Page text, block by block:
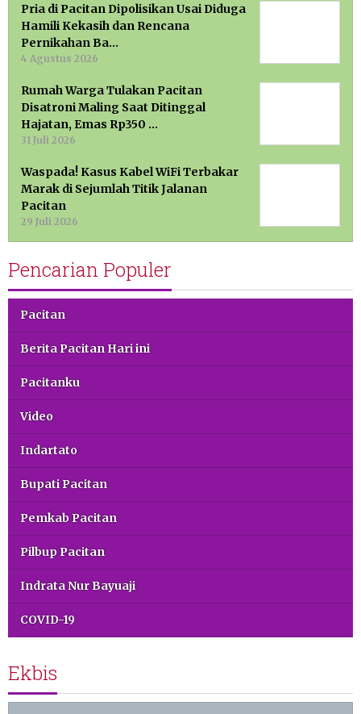
Pria di Pacitan Dipolisikan Usai Diduga
Hamili Kekasih dan Rencana
Pernikahan Ba…
4 Agustus 2026
Rumah Warga Tulakan Pacitan
Disatroni Maling Saat Ditinggal
Hajatan, Emas Rp350 …
31 Juli 2026
Waspada! Kasus Kabel WiFi Terbakar
Marak di Sejumlah Titik Jalanan
Pacitan
29 Juli 2026
Pencarian Populer
Pacitan
Berita Pacitan Hari ini
Pacitanku
Video
Indartato
Bupati Pacitan
Pemkab Pacitan
Pilbup Pacitan
Indrata Nur Bayuaji
COVID-19
Ekbis